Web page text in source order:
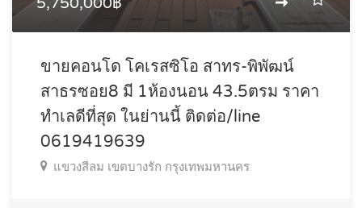
ขายคอนโด โคเรสซิโอ สาทร-พิพัฒน์
สาธรซอย8 มี 1ห้องนอน 43.5ตรม ราคา
ทำเลดีที่สุด ในย่านนี้ ติดต่อ/line
0619419639
แขวงสีลม เขตบางรัก กรุงเทพมหานคร